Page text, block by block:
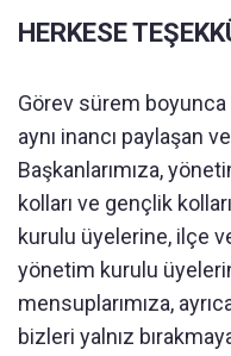
HERKESE
Görev sürem
aynı inancı paylaşan
Başkanlarımıza,
kolları ve gençlik
kurulu üyelerine, ilçe
yönetim kurulu
mensuplarımıza,
bizleri yalnız